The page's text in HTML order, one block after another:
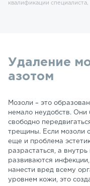
квалификации
Удаление
азотом
Мозоли – это
немало неудобств. Они
свободно
трещины. Если мозоли
еще и проблема
разрастаться, а
развиваются
нанести вред всему
уровнем кожи, это